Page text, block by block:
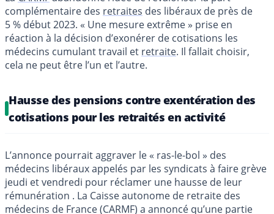
complémentaire des retraites des libéraux de près de
5 % début 2023. « Une mesure extrême » prise en
réaction à la décision d’exonérer de cotisations les
médecins cumulant travail et retraite. Il fallait choisir,
cela ne peut être l’un et l’autre.
Hausse des pensions contre exentération des
cotisations pour les retraités en activité
L’annonce pourrait aggraver le « ras-le-bol » des
médecins libéraux appelés par les syndicats à faire grève
jeudi et vendredi pour réclamer une hausse de leur
rémunération . La Caisse autonome de retraite des
médecins de France (CARMF) a annoncé qu’une partie